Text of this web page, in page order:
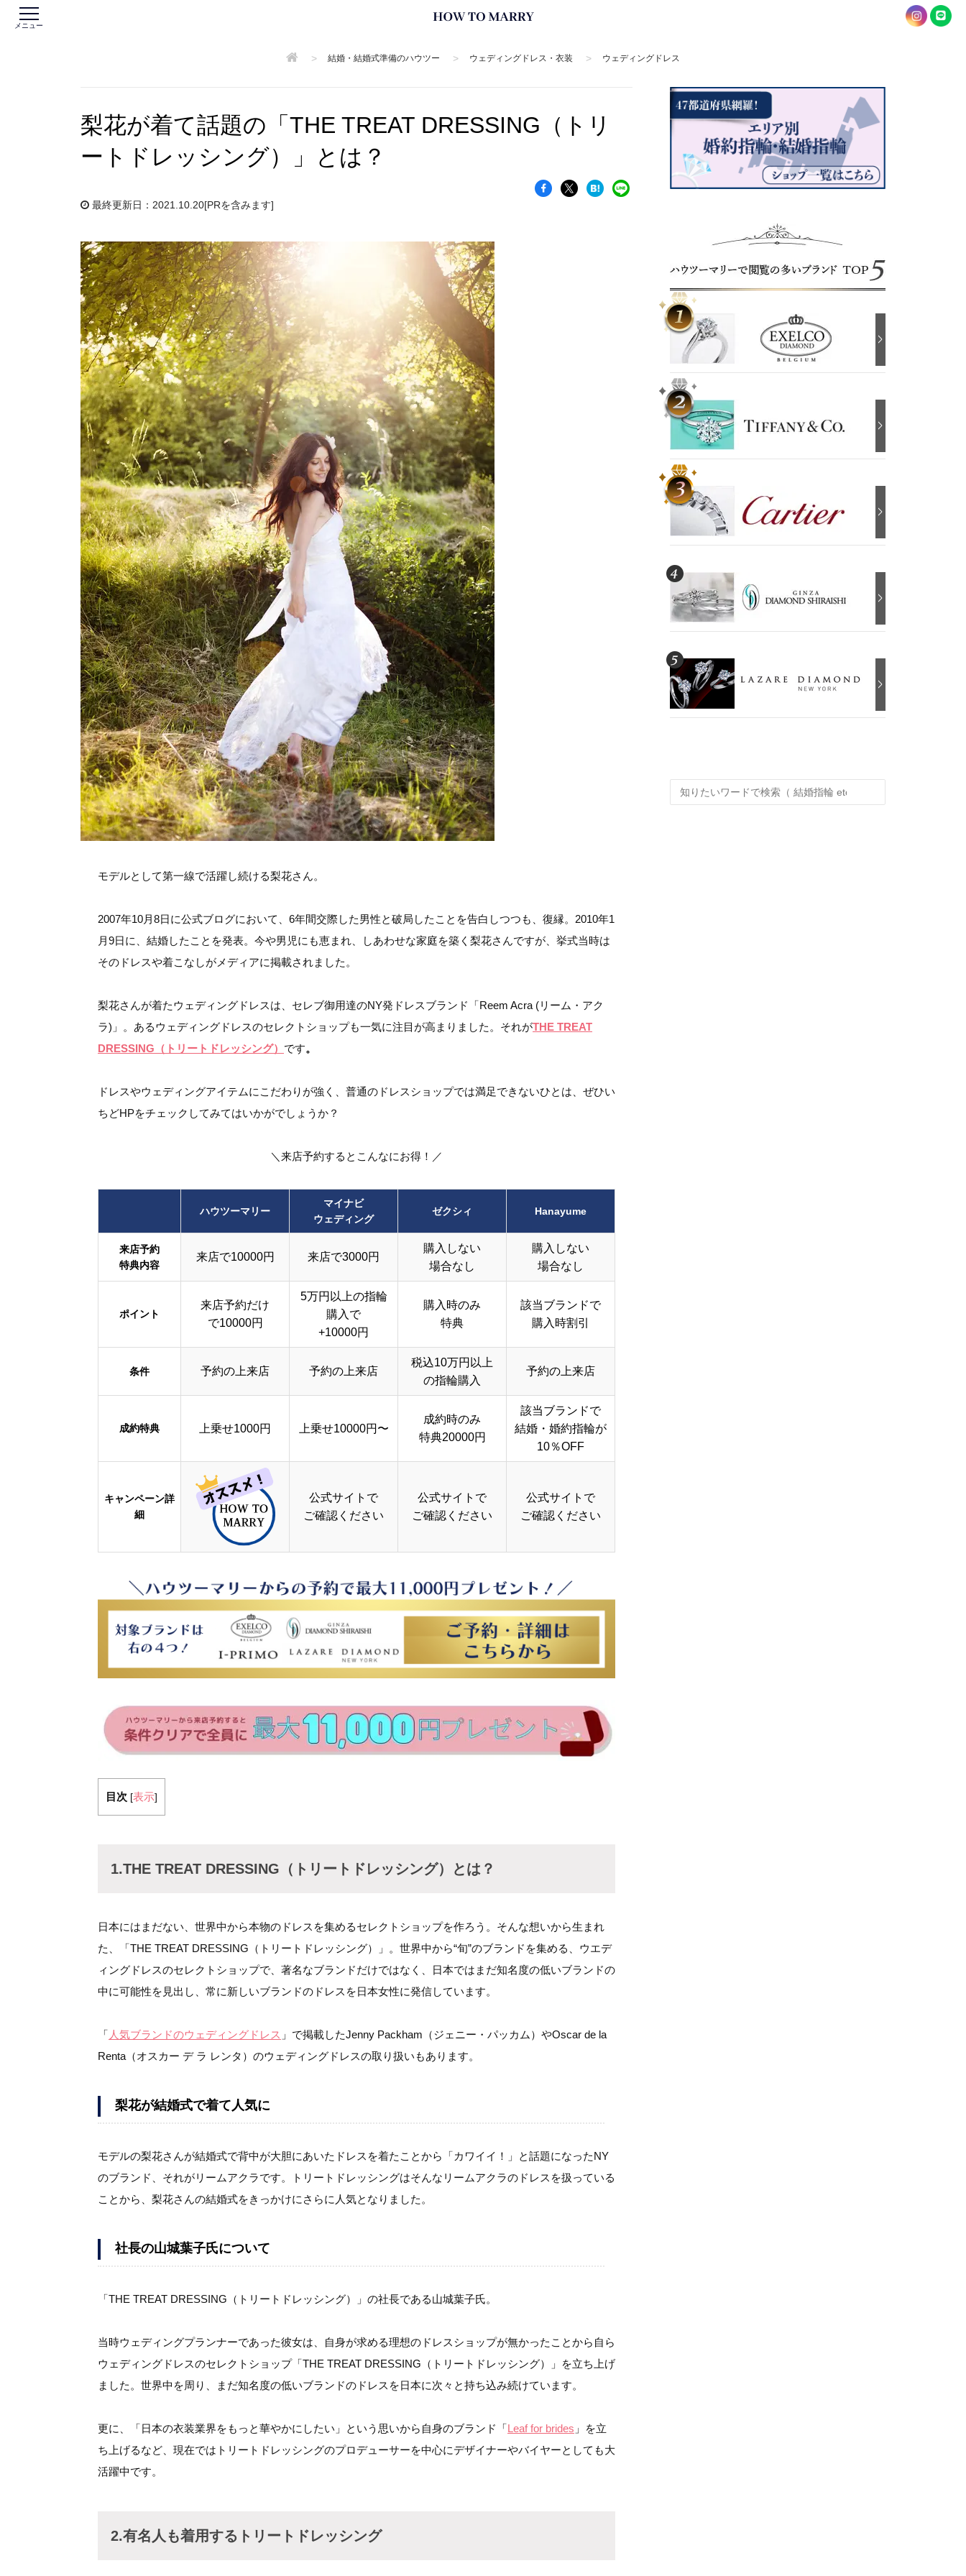
メニュー
> 結婚・結婚式準備のハウツー > ウェディングドレス・衣装 > ウェディングドレス
梨花が着て話題の「THE TREAT DRESSING（トリ
ートドレッシング）」とは？
最終更新日：2021.10.20[PRを含みます]
モデルとして第一線で活躍し続ける梨花さん。
2007年10月8日に公式ブログにおいて、6年間交際した男性と破局したことを告白しつつも、復縁。2010年1
月9日に、結婚したことを発表。今や男児にも恵まれ、しあわせな家庭を築く梨花さんですが、挙式当時は
そのドレスや着こなしがメディアに掲載されました。
梨花さんが着たウェディングドレスは、セレブ御用達のNY発ドレスブランド「Reem Acra (リーム・アク
ラ)」。あるウェディングドレスのセレクトショップも一気に注目が高まりました。それがTHE TREAT
DRESSING（トリートドレッシング） です。
ドレスやウェディングアイテムにこだわりが強く、普通のドレスショップでは満足できないひとは、ぜひい
ちどHPをチェックしてみてはいかがでしょうか？
＼来店予約するとこんなにお得！／
ハウツーマリー
マイナビ
ウェディング
ゼクシィ Hanayume
来店予約
特典内容
来店で10000円 来店で3000円
購入しない
場合なし
購入しない
場合なし
ポイント
来店予約だけ
で10000円
5万円以上の指輪
購入で
+10000円
購入時のみ
特典
該当ブランドで
購入時割引
条件 予約の上来店 予約の上来店
税込10万円以上
の指輪購入
予約の上来店
成約特典 上乗せ1000円 上乗せ10000円〜
成約時のみ
特典20000円
該当ブランドで
結婚・婚約指輪が
10％OFF
キャンペーン詳
細
公式サイトで
ご確認ください
公式サイトで
ご確認ください
公式サイトで
ご確認ください
目次 [表示]
1.THE TREAT DRESSING（トリートドレッシング）とは？
日本にはまだない、世界中から本物のドレスを集めるセレクトショップを作ろう。そんな想いから生まれ
た、「THE TREAT DRESSING（トリートドレッシング）」。世界中から“旬”のブランドを集める、ウエデ
ィングドレスのセレクトショップで、著名なブランドだけではなく、日本ではまだ知名度の低いブランドの
中に可能性を見出し、常に新しいブランドのドレスを日本女性に発信しています。
「 人気ブランドのウェディングドレス 」で掲載したJenny Packham（ジェニー・パッカム）やOscar de la
Renta（オスカー デ ラ レンタ）のウェディングドレスの取り扱いもあります。
梨花が結婚式で着て人気に
モデルの梨花さんが結婚式で背中が大胆にあいたドレスを着たことから「カワイイ！」と話題になったNY
のブランド、それがリームアクラです。トリートドレッシングはそんなリームアクラのドレスを扱っている
ことから、梨花さんの結婚式をきっかけにさらに人気となりました。
社長の山城葉子氏について
「THE TREAT DRESSING（トリートドレッシング）」の社長である山城葉子氏。
当時ウェディングプランナーであった彼女は、自身が求める理想のドレスショップが無かったことから自ら
ウェディングドレスのセレクトショップ「THE TREAT DRESSING（トリートドレッシング）」を立ち上げ
ました。世界中を周り、まだ知名度の低いブランドのドレスを日本に次々と持ち込み続けています。
更に、「日本の衣装業界をもっと華やかにしたい」という思いから自身のブランド「Leaf for brides 」を立
ち上げるなど、現在ではトリートドレッシングのプロデューサーを中心にデザイナーやバイヤーとしても大
活躍中です。
2.有名人も着用するトリートドレッシング